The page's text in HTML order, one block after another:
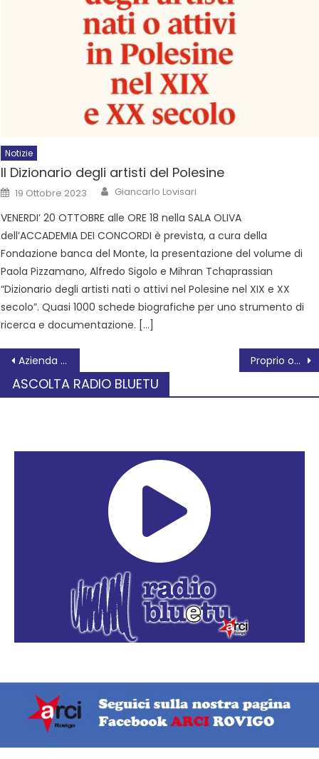
Notizie
Il Dizionario degli artisti del Polesine
19 Ottobre 2023 Giancarlo Lovisari
VENERDI’ 20 OTTOBRE alle ORE 18 nella SALA OLIVA
dell’ACCADEMIA DEI CONCORDI è prevista, a cura della
Fondazione banca del Monte, la presentazione del volume di
Paola Pizzamano, Alfredo Sigolo e Mihran Tchaprassian
“Dizionario degli artisti nati o attivi nel Polesine nel XIX e XX
secolo”. Quasi 1000 schede biografiche per uno strumento di
ricerca e documentazione. […]
Azienda Ulss 5: vaccinazione Covid -19, da mercoledì primo febbraio 2023 anche in Cittadella – Socio sanitaria Proprio oggi 25 gennaio
ASCOLTA RADIO BLUETU